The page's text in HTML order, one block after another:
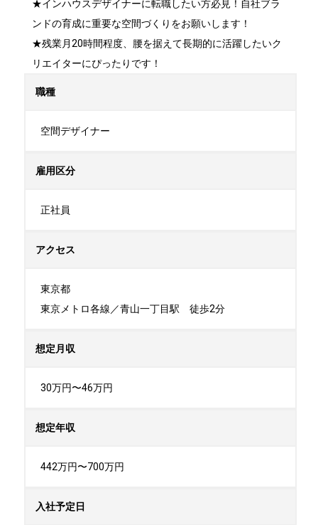
★インハウスデザイナーに転職したい方必見！自社ブラ
ンドの育成に重要な空間づくりをお願いします！
★残業月20時間程度、腰を据えて長期的に活躍したいク
リエイターにぴったりです！
職種
空間デザイナー
雇用区分
正社員
アクセス
東京都
東京メトロ各線／青山一丁目駅　徒歩2分
想定月収
30万円〜46万円
想定年収
442万円〜700万円
入社予定日